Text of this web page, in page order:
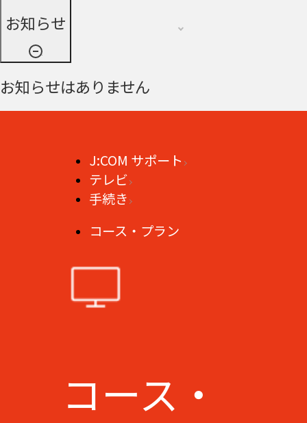
お知らせ
お知らせはありません
J:COM サポート
テレビ
手続き
コース・プラン
コース・